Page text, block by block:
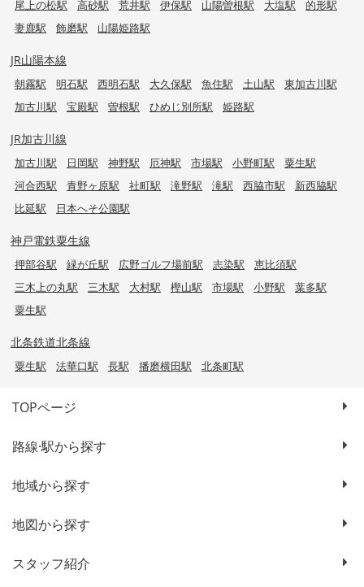
尾上の松駅
高砂駅 荒井駅 伊保駅 山陽曽根駅 大塩駅
的形駅
妻鹿駅
飾磨駅 山陽姫路駅
JR山陽本線
朝霧駅 明石駅 西明石駅 大久保駅 魚住駅 土山駅
東加古川駅
加古川駅
宝殿駅 曽根駅 ひめじ別所駅 姫路駅
JR加古川線
加古川駅 日岡駅 神野駅 厄神駅 市場駅 小野町駅
粟生駅
河合西駅
青野ヶ原駅 社町駅 滝野駅 滝駅 西脇市駅
新西脇駅
比延駅
日本へそ公園駅
神戸電鉄粟生線
押部谷駅 緑が丘駅 広野ゴルフ場前駅 志染駅
恵比須駅
三木上の丸駅
三木駅 大村駅 樫山駅 市場駅 小野駅
葉多駅
粟生駅
北条鉄道北条線
粟生駅 法華口駅 長駅 播磨横田駅 北条町駅
TOPページ
路線·駅から探す
地域から探す
地図から探す
スタッフ紹介